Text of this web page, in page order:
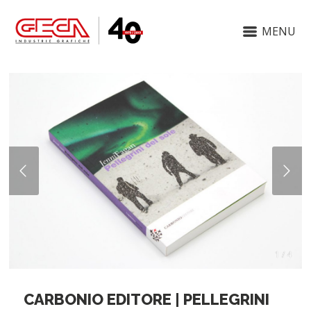
MENU
1 / 4
CARBONIO EDITORE | PELLEGRINI